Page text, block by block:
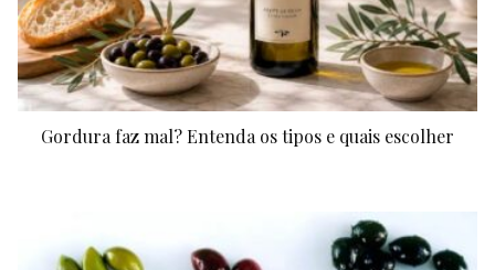
Gordura faz mal? Entenda os tipos e quais escolher